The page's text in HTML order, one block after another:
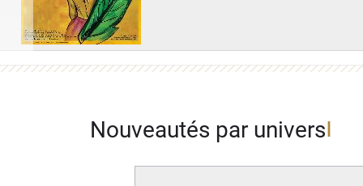
Nouveautés par univers